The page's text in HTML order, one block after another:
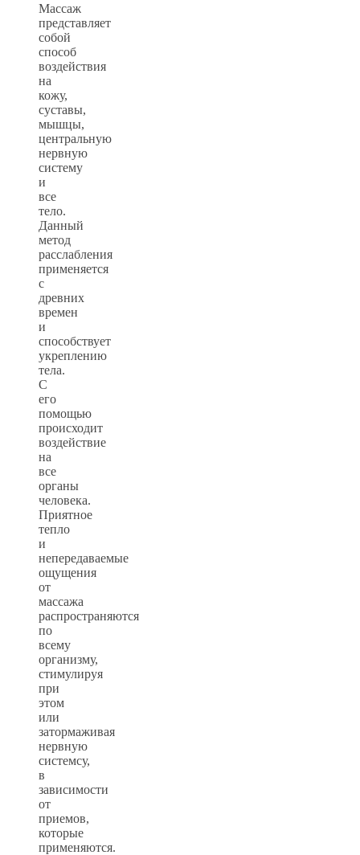
Массаж
представляет
собой
способ
воздействия
на
кожу,
суставы,
мышцы,
центральную
нервную
систему
и
все
тело.
Данный
метод
расслабления
применяется
с
древних
времен
и
способствует
укреплению
тела.
С
его
помощью
происходит
воздействие
на
все
органы
человека.
Приятное
тепло
и
непередаваемые
ощущения
от
массажа
распространяются
по
всему
организму,
стимулируя
при
этом
или
затормаживая
нервную
системсу,
в
зависимости
от
приемов,
которые
применяются.